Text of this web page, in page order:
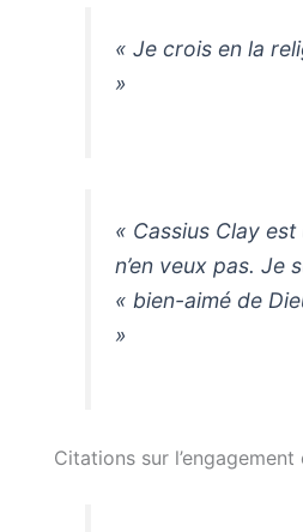
« Je crois en la
»
« Cassius Clay est
n’en veux pas. Je
« bien-aimé de
»
Citations sur